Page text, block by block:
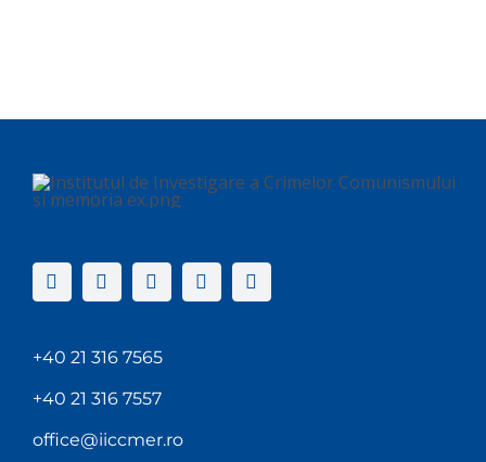
+40 21 316 7565
+40 21 316 7557
office@iiccmer.ro